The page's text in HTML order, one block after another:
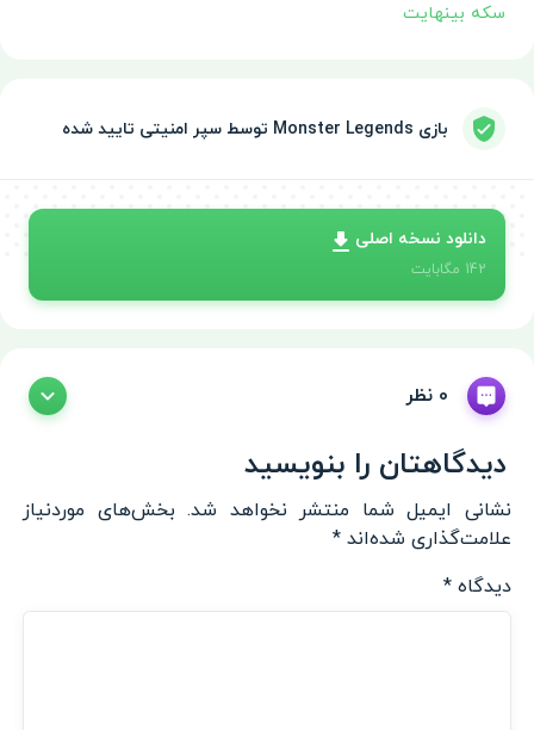
سکه بینهایت
بازی Monster Legends توسط سپر امنیتی تایید شده
دانلود نسخه اصلی
142 مگابایت
0 نظر
دیدگاهتان را بنویسید
نشانی ایمیل شما منتشر نخواهد شد. بخش‌های موردنیاز
علامت‌گذاری شده‌اند *
دیدگاه *